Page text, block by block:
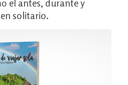
el antes, durante y
solitario.